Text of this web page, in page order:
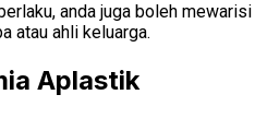
anda juga boleh mewarisi
atau ahli keluarga.
Aplastik